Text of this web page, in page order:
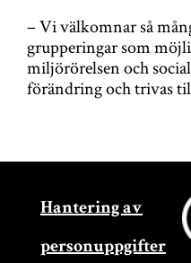
– Vi välkomnar så
grupperingar som
miljörörelsen och
förändring och trivas
Hantering av
personuppgifter